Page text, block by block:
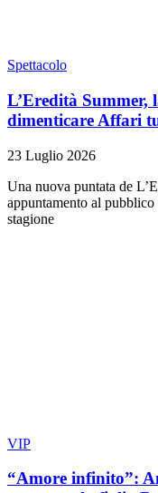
Spettacolo
L’Eredità
dimenticare Affari
23 Luglio 2026
Una nuova puntata de
appuntamento al
stagione
VIP
“Amore infinito”: